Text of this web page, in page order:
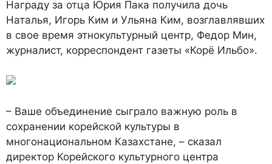
Награду за отца Юрия Пака получила дочь
Наталья, Игорь Ким и Ульяна Ким, возглавлявших
в свое время этнокультурный центр, Федор Мин,
журналист, корреспондент газеты «Корё Ильбо».
– Ваше объединение сыграло важную роль в
сохранении корейской культуры в
многонациональном Казахстане, – сказал
директор Корейского культурного центра